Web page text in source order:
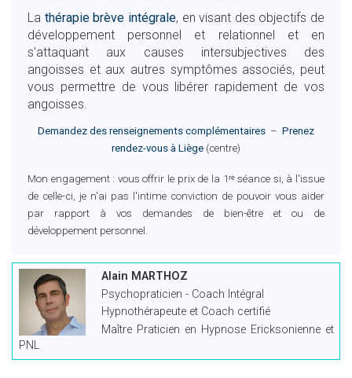
La thérapie brève intégrale, en visant des objectifs de
développement personnel et relationnel et en
s'attaquant aux causes intersubjectives des
angoisses et aux autres symptômes associés, peut
vous permettre de vous libérer rapidement de vos
angoisses.
Demandez des renseignements complémentaires – Prenez
rendez-vous à Liège (centre)
Mon engagement : vous offrir le prix de la 1ʳᵉ séance si, à l'issue
de celle-ci, je n'ai pas l'intime conviction de pouvoir vous aider
par rapport à vos demandes de bien-être et ou de
développement personnel.
Alain MARTHOZ
Psychopraticien - Coach Intégral
Hypnothérapeute et Coach certifié
Maître Praticien en Hypnose Ericksonienne et
PNL